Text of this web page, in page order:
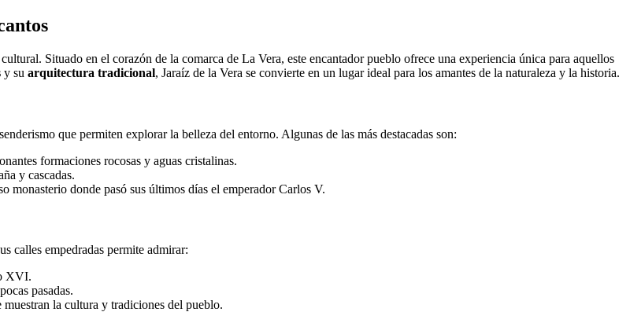
Situado en el corazón de la comarca de La Vera, este encantador pueblo ofrece una experiencia única para aquellos
y su arquitectura tradicional, Jaraíz de la Vera se convierte en un lugar ideal para los amantes de la naturaleza y la historia.
que permiten explorar la belleza del entorno. Algunas de las más destacadas son:
formaciones rocosas y aguas cristalinas.
y cascadas.
monasterio donde pasó sus últimos días el emperador Carlos V.
calles empedradas permite admirar:
XVI.
pasadas.
la cultura y tradiciones del pueblo.